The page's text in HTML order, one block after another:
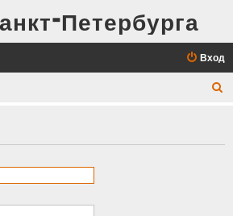
Петербурга
Вход
с